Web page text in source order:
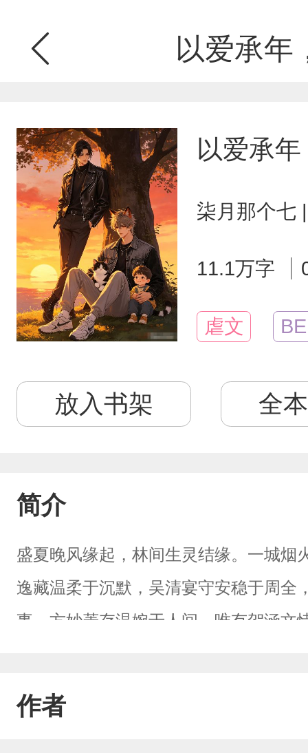
以爱承年
以爱承
柒月那个七
11.1万字
虐文 BE
放入书架 全
简介
盛夏晚风缘起，林间生灵结缘。一城烟
逸藏温柔于沉默，吴清宴守安稳于周全
事，方妙菱存温婉于人间。唯有贺涵文
作者